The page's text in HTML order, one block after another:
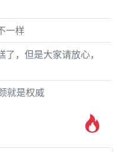
一样
，但是大家请放心，
就是权威